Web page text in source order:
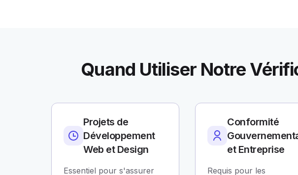
Quand Utiliser Notre
Projets de
Développement
Web et Design
Essentiel pour s'assurer
Conformité
et Entreprise
Requis pour les